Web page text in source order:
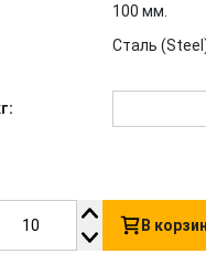
100 мм.
Сталь (Steel)
В